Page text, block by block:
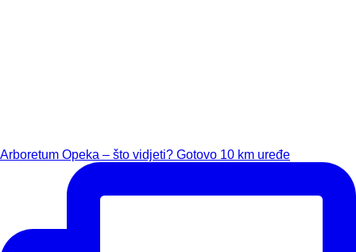
Arboretum Opeka – što vidjeti? Gotovo 10 km uređe